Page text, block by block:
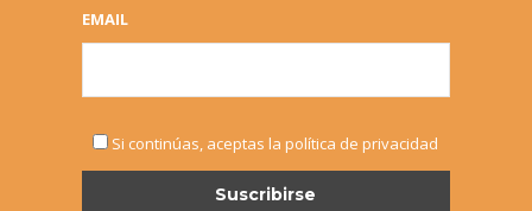
EMAIL
Si continúas, aceptas la política de privacidad